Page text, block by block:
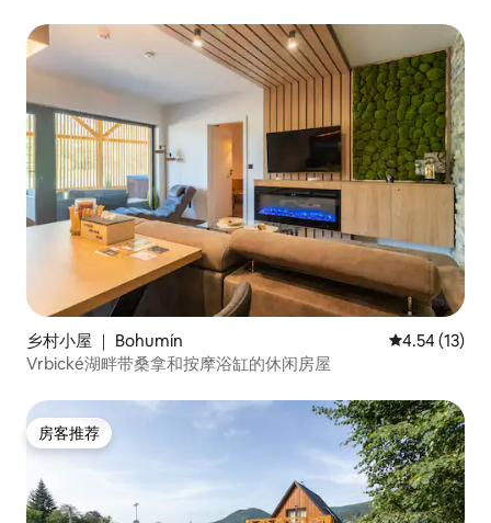
乡村小屋 ｜ Bohumín 平均评分
4.54 (13)
Vrbické湖畔带桑拿和按摩浴缸的休闲房屋
房客推荐
房客推荐